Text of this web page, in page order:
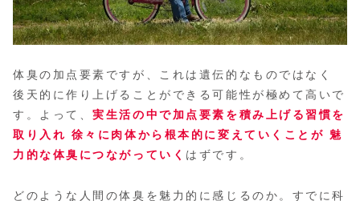
体臭の加点要素ですが、これは遺伝的なものではなく
後天的に作り上げることができる可能性が極めて高いで
す。よって、実生活の中で加点要素を積み上げる習慣を
取り入れ 徐々に肉体から根本的に変えていくことが 魅
力的な体臭につながっていく はずです。
どのような人間の体臭を魅力的に感じるのか。すでに科